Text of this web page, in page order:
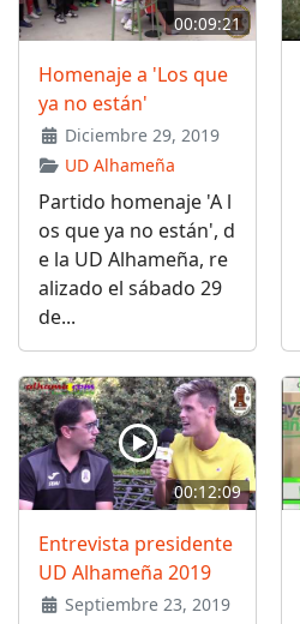
00:09:21
Homenaje a 'Los que
ya no están'
Diciembre 29, 2019
UD Alhameña
Partido homenaje 'A l
os que ya no están', d
e la UD Alhameña, re
alizado el sábado 29
de...
00:12:09
Entrevista presidente
UD Alhameña 2019
Septiembre 23, 2019